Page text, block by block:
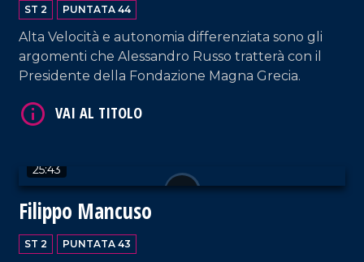
ST 2 PUNTATA 44
Alta Velocità e autonomia differenziata sono gli
argomenti che Alessandro Russo tratterà con il
Presidente della Fondazione Magna Grecia.
25:43
Filippo Mancuso
ST 2 PUNTATA 43
VAI AL TITOLO
VAI AL TITOLO